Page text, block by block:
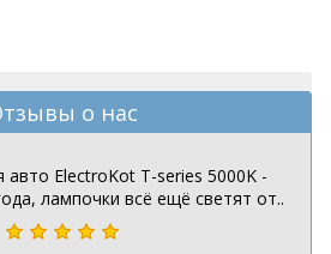
о нас
авто ElectroKot T-series 5000K -
лампочки всё ещё светят от..